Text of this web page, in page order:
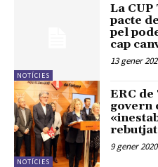
NOTÍCIES
La
pacte
pel
cap
13 gener
NOTÍCIES
ERC
govern
9 gener 2020